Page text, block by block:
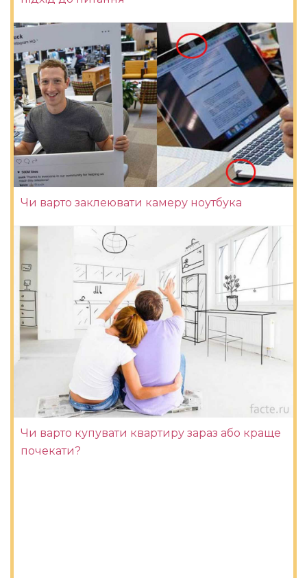
Чи варто заклеювати камеру ноутбука
Чи варто купувати квартиру зараз або краще
почекати?